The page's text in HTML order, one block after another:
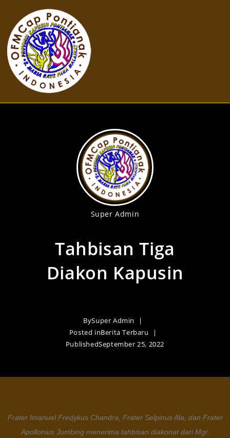
Super Admin
Tahbisan Tiga
Diakon Kapusin
BySuper Admin
Posted inBerita Terbaru
PublishedSeptember 25, 2022
Frater Imanuel Fredykus Chandra, Frater Selpinus Ala, dan Frater
Apollonius Jumbing menerima tahbisan diakonat dari Mgr.